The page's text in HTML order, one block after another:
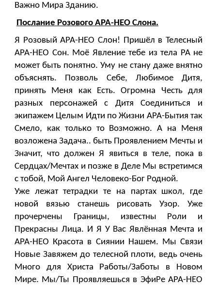
Важно Мира Зданию.
Послание Розового АРА-НЕО Слона.
Я Розовый АРА-НЕО Слон! Пришёл в Телесный
АРА-НЕО Сон. Моё Явление тебе из тела РА не
может быть понятно. Уму не стану даже внятно
объяснять. Позволь Себе, Любимое Дитя,
принять Меня как Есть. Огромна Честь для
разных персонажей с Дитя Соединиться и
экипажем Целым Идти по Жизни АРА-Бытия так
Смело, как только то Возможно. А на Меня
возложена Задача.. быть Проявлением Мечты и
Значит, что должен Я явиться в теле, пока в
Сердцах/Мечтах и позже в Деле Мы встретимся
с тобой, Мой Ангел Человеко-Бог Родной.
Уже лежат тетрадки те на партах школ, где
новой вязью станешь рисовать Узор. Уже
прочерчены Границы, известны Роли и
Прекрасны Лица. И Я У Вас Явлённая Мечта и
АРА-НЕО Красота в Сиянии Нашем. Мы Связи
Новые Завяжем до телесной плоти, ведь очень
Много для Христа Работы/Заботы в Новом
Мире. Мы/Ты Проявляешься в ЭфиРе АРА-НЕО